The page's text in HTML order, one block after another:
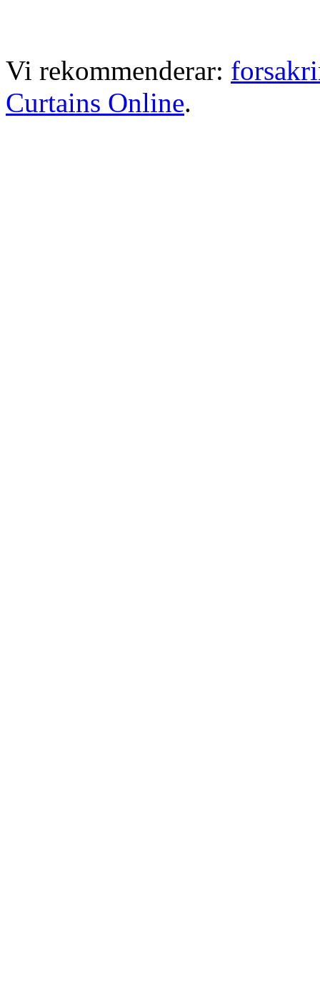
Vi rekommenderar:
Curtains Online.